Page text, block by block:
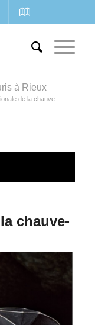
à Rieux
de la chauve-
chauve-